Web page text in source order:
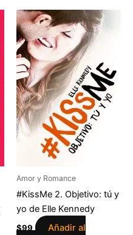
Amor y Romance
#KissMe 2. Objetivo: tú y
yo de Elle Kennedy
$99
Añadir al